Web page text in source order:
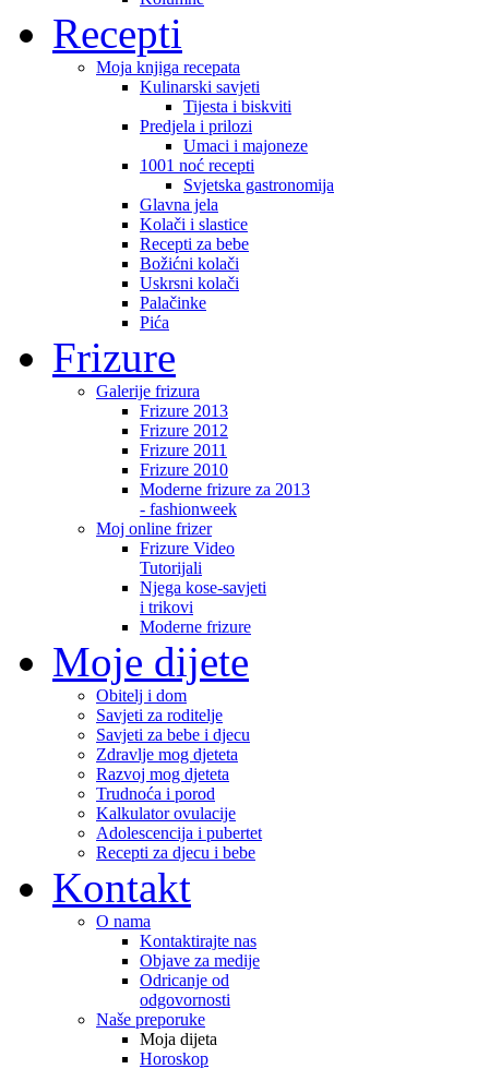
Recepti
Moja knjiga recepata
Kulinarski savjeti
Tijesta i biskviti
Predjela i prilozi
Umaci i majoneze
1001 noć recepti
Svjetska gastronomija
Glavna jela
Kolači i slastice
Recepti za bebe
Božićni kolači
Uskrsni kolači
Palačinke
Pića
Frizure
Galerije frizura
Frizure 2013
Frizure 2012
Frizure 2011
Frizure 2010
Moderne frizure za 2013
- fashionweek
Moj online frizer
Frizure Video
Tutorijali
Njega kose-savjeti
i trikovi
Moderne frizure
Moje dijete
Obitelj i dom
Savjeti za roditelje
Savjeti za bebe i djecu
Zdravlje mog djeteta
Razvoj mog djeteta
Trudnoća i porod
Kalkulator ovulacije
Adolescencija i pubertet
Recepti za djecu i bebe
Kontakt
O nama
Kontaktirajte nas
Objave za medije
Odricanje od
odgovornosti
Naše preporuke
Moja dijeta
Horoskop